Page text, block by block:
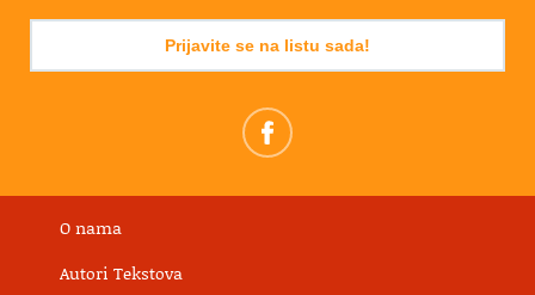
Prijavite se na listu sada!
O nama
Autori Tekstova